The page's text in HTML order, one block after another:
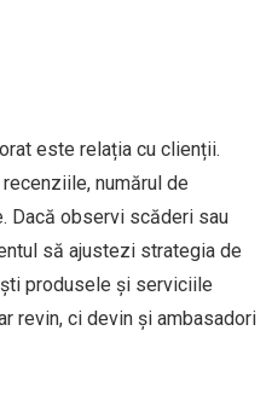
este relația cu clienții.
numărul de
Dacă observi scăderi sau
să ajustezi strategia de
produsele și serviciile
revin, ci devin și ambasadori